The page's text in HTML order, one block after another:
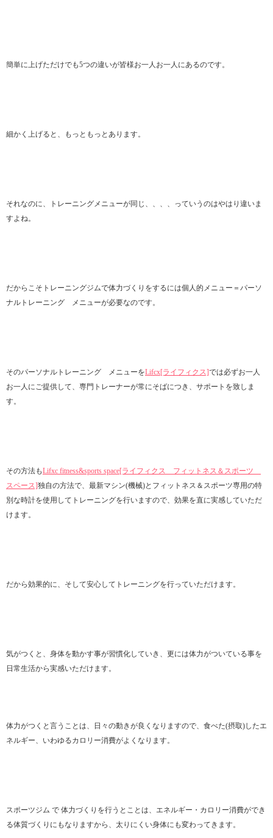
簡単に上げただけでも5つの違いが皆様お一人お一人にあるのです。
細かく上げると、もっともっとあります。
それなのに、トレーニングメニューが同じ、、、、っていうのはやはり違いま
すよね。
だからこそトレーニングジムで体力づくりをするには個人的メニュー＝パーソ
ナルトレーニング メニューが必要なのです。
そのパーソナルトレーニング メニューをLifcx[ライフィクス]では必ずお一人
お一人にご提供して、専門トレーナーが常にそばにつき、サポートを致しま
す。
その方法もLifxc fitness&sports space[ライフィクス フィットネス＆スポーツ
スペース]独自の方法で、最新マシン(機械)とフィットネス＆スポーツ専用の特
別な時計を使用してトレーニングを行いますので、効果を直に実感していただ
けます。
だから効果的に、そして安心してトレーニングを行っていただけます。
気がつくと、身体を動かす事が習慣化していき、更には体力がついている事を
日常生活から実感いただけます。
体力がつくと言うことは、日々の動きが良くなりますので、食べた(摂取)したエ
ネルギー、いわゆるカロリー消費がよくなります。
スポーツジム で 体力づくりを行うとことは、エネルギー・カロリー消費ができ
る体質づくりにもなりますから、太りにくい身体にも変わってきます。